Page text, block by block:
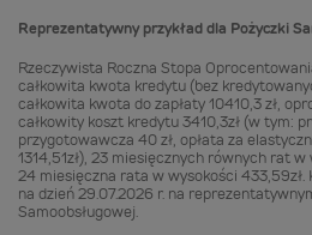
Reprezentatywny przykład dla Pożyczki
Rzeczywista Roczna Stopa
całkowita kwota kredytu (bez
całkowita kwota do zapłaty 10410,3 zł,
całkowity koszt kredytu 3410,3zł (w tym:
przygotowawcza 40 zł, opłata za
1314,51zł), 23 miesięcznych równych rat
24 miesięczna rata w wysokości 433,59zł.
na dzień 29.07.2026 r. na
Samoobsługowej.